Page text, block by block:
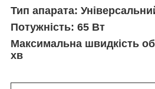
Тип апарата:
Потужність: 65 Вт
Максимальна швидкість
хв